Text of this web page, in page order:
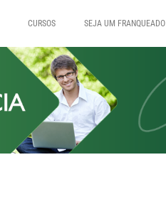
CURSOS SEJA UM FRANQUEADO